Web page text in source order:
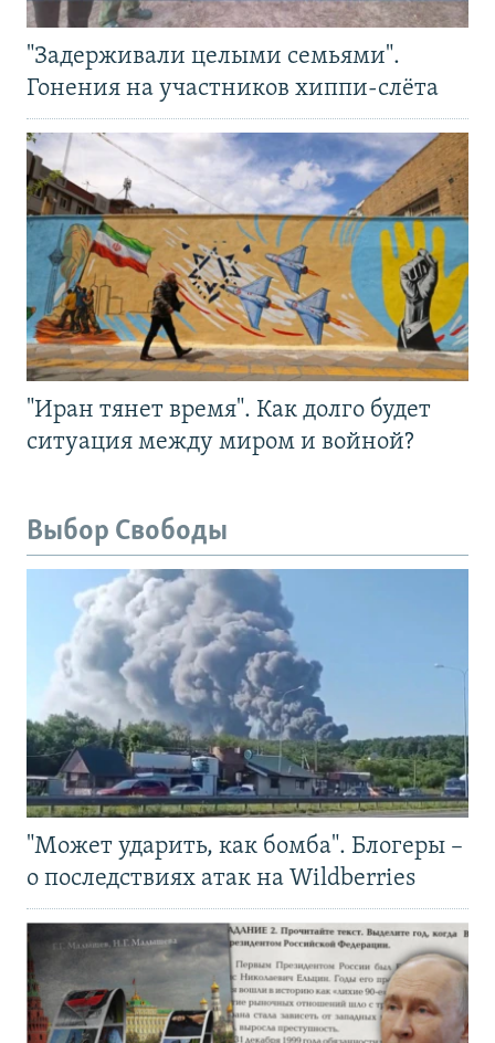
"Задерживали целыми семьями".
Гонения на участников хиппи-слёта
"Иран тянет время". Как долго будет
ситуация между миром и войной?
Выбор Свободы
"Может ударить, как бомба". Блогеры –
о последствиях атак на Wildberries